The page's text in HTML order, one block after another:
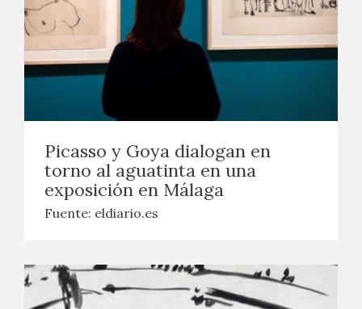
Picasso y Goya dialogan en
torno al aguatinta en una
exposición en Málaga
Fuente: eldiario.es